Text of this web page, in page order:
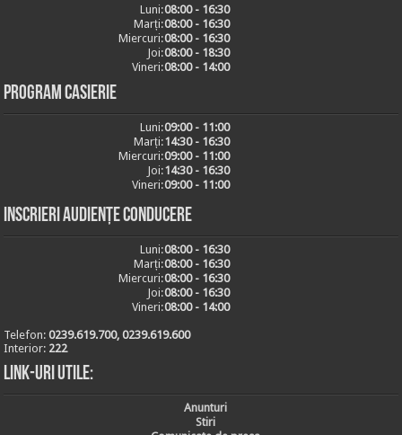
Luni:08:00 - 16:30
Marți:08:00 - 16:30
Miercuri:08:00 - 16:30
Joi:08:00 - 18:30
Vineri:08:00 - 14:00
Program casierie
Luni:09:00 - 11:00
Marți:14:30 - 16:30
Miercuri:09:00 - 11:00
Joi:14:30 - 16:30
Vineri:09:00 - 11:00
Inscrieri audiențe conducere
Luni:08:00 - 16:30
Marți:08:00 - 16:30
Miercuri:08:00 - 16:30
Joi:08:00 - 16:30
Vineri:08:00 - 14:00
Telefon:0239.619.700, 0239.619.600
Interior: 222
Link-uri utile:
Anunturi
Stiri